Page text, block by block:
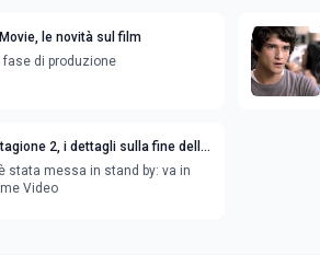
le novità sul film
fase di produzione
2, i dettagli sulla fine della
stata messa in stand by: va in
Prime Video